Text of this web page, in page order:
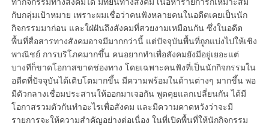
กับกลุ่มเป้าหมาย เพราะผมเชื่อว่าคนฟังหลายคนในอดีตเคยเป็นนัก
กิจกรรมมาก่อน และใฝ่ฝันถึงสังคมที่สวยงามเหมือนกัน ซึ่งในอดีต
พื้นที่สื่อสารทางสังคมอาจมีมากกว่านี้ แต่ปัจจุบันพื้นที่ถูกแบ่งไปให้เชิง
พาณิชย์ การบริโภคมากขึ้น คนอยากทำเพื่อสังคมยังมีอยู่เยอะแต่
บางทีก็ขาดโอกาสขาดช่องทาง โดยเฉพาะคนฟังที่เป็นนักกิจกรรมใน
อดีตที่ปัจจุบันได้เติบโตมากขึ้น มีความพร้อมในด้านต่างๆ มากขึ้น พอ
มีตัวกลางเชื่อมประสานให้ออกมาเจอกัน พูดคุยแลกเปลี่ยนกัน ได้มี
โอกาสรวมตัวกันทำอะไรเพื่อสังคม และมีความคาดหวังว่าจะมี
รายการจะให้ความสำคัญอย่างต่อเนื่อง ในที่เปิดพื้นที่ให้นักกิจกรรม